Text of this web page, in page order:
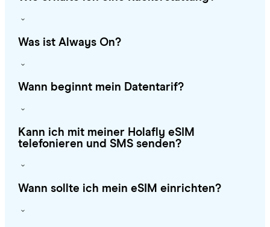
Was ist Always On?
Wann beginnt mein Datentarif?
Kann ich mit meiner Holafly eSIM
telefonieren und SMS senden?
Wann sollte ich mein eSIM einrichten?